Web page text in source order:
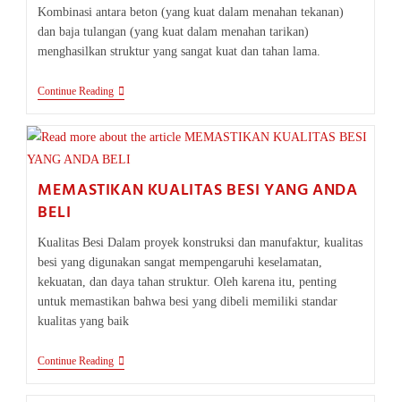
Kombinasi antara beton (yang kuat dalam menahan tekanan)
dan baja tulangan (yang kuat dalam menahan tarikan)
menghasilkan struktur yang sangat kuat dan tahan lama.
Continue ReadingKELEBIHAN
PENGGUNAAN
DALAM
MEMASTIKAN KUALITAS BESI YANG ANDA
BELI
Kualitas Besi Dalam proyek konstruksi dan manufaktur, kualitas
besi yang digunakan sangat mempengaruhi keselamatan,
kekuatan, dan daya tahan struktur. Oleh karena itu, penting
untuk memastikan bahwa besi yang dibeli memiliki standar
kualitas yang baik
Continue ReadingMEMASTIKAN